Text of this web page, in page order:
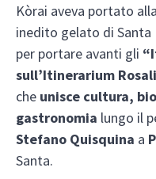
Kòrai aveva portato
inedito gelato di Santa
per portare avanti gli
sull’Itinerarium
che unisce cultura,
gastronomia lungo il
Stefano Quisquina a
Santa.